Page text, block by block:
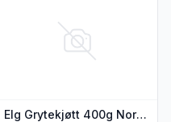
Elg Grytekjøtt 400g Nordås Gårdskjøtt